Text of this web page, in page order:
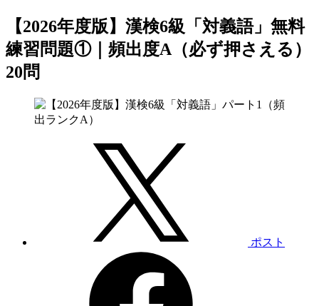
【2026年度版】漢検6級「対義語」無料
練習問題①｜頻出度A（必ず押さえる）
20問
ポスト